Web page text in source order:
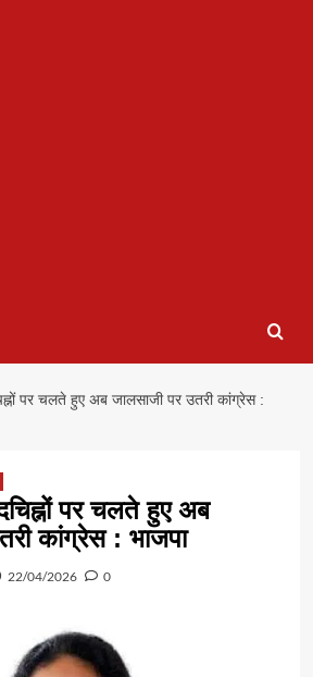
पर चलते हुए अब जालसाजी पर उतरी कांग्रेस :
पर चलते हुए अब
कांग्रेस : भाजपा
22/04/2026 0